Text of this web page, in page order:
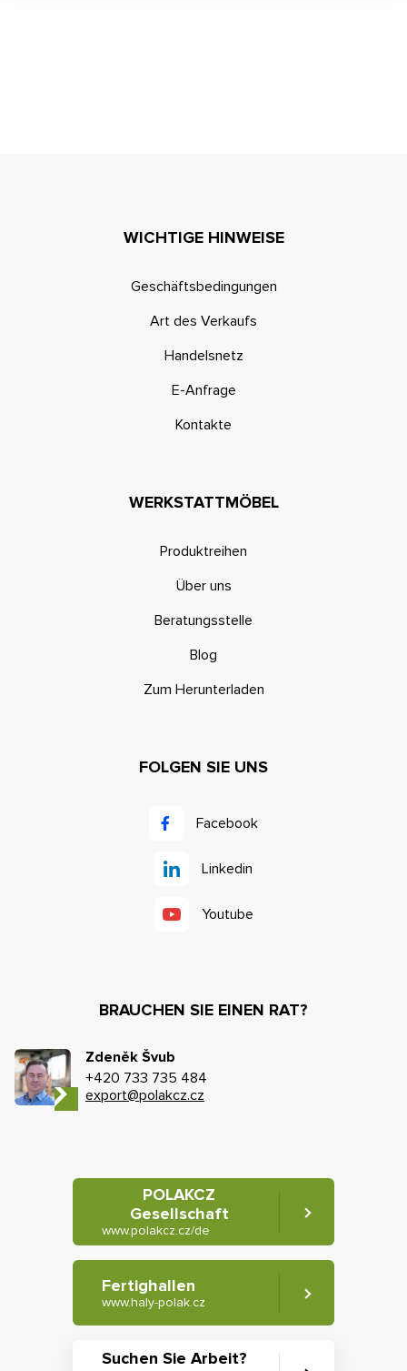
WICHTIGE HINWEISE
Geschäftsbedingungen
Art des Verkaufs
Handelsnetz
E-Anfrage
Kontakte
WERKSTATTMÖBEL
Produktreihen
Über uns
Beratungsstelle
Blog
Zum Herunterladen
FOLGEN SIE UNS
Facebook
Linkedin
Youtube
BRAUCHEN SIE EINEN RAT?
Zdeněk Švub
+420 733 735 484
export@polakcz.cz
POLAKCZ
Gesellschaft
www.polakcz.cz/de
Fertighallen
www.haly-polak.cz
Suchen Sie Arbeit?